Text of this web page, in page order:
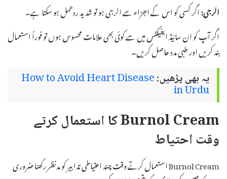
الرجی:اگر کسی کو اس کے اجزاء سے الرجی ہو تو شدید ردعمل ہو سکتا ہے۔
اگر آپ کو ان سائیڈ ایفیکٹس میں سے کوئی بھی علامات محسوس ہوں تو فوراً استعمال
بند کریں اور طبی مدد حاصل کریں۔
یہ بھی پڑھیں:How to Avoid Heart Disease
in Urdu
Burnol Cream کا استعمال کرتے
وقت احتیاط
Burnol Cream استعمال کرتے وقت چند احتیاطی تدابیر کو مدنظر رکھنا ضروری